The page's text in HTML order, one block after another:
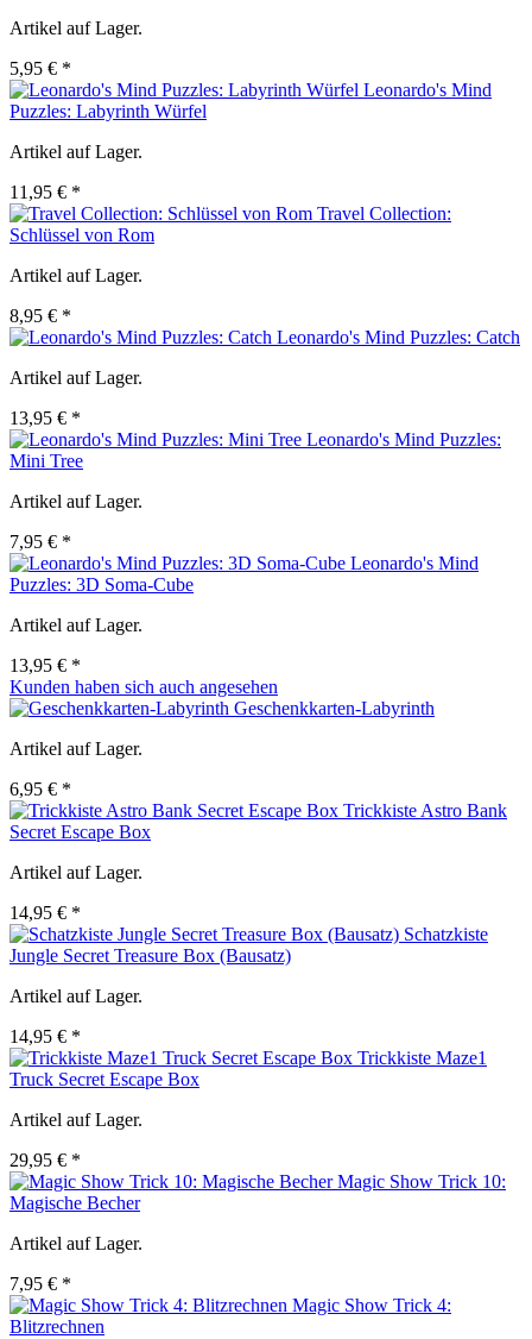
Artikel auf Lager.
5,95 € *
Leonardo's Mind
Puzzles: Labyrinth Würfel
Artikel auf Lager.
11,95 € *
Travel Collection:
Schlüssel von Rom
Artikel auf Lager.
8,95 € *
Leonardo's Mind Puzzles: Catch
Artikel auf Lager.
13,95 € *
Leonardo's Mind Puzzles:
Mini Tree
Artikel auf Lager.
7,95 € *
Leonardo's Mind
Puzzles: 3D Soma-Cube
Artikel auf Lager.
13,95 € *
Kunden haben sich auch angesehen
Geschenkkarten-Labyrinth
Artikel auf Lager.
6,95 € *
Trickkiste Astro Bank
Secret Escape Box
Artikel auf Lager.
14,95 € *
Schatzkiste
Jungle Secret Treasure Box (Bausatz)
Artikel auf Lager.
14,95 € *
Trickkiste Maze1
Truck Secret Escape Box
Artikel auf Lager.
29,95 € *
Magic Show Trick 10:
Magische Becher
Artikel auf Lager.
7,95 € *
Magic Show Trick 4:
Blitzrechnen